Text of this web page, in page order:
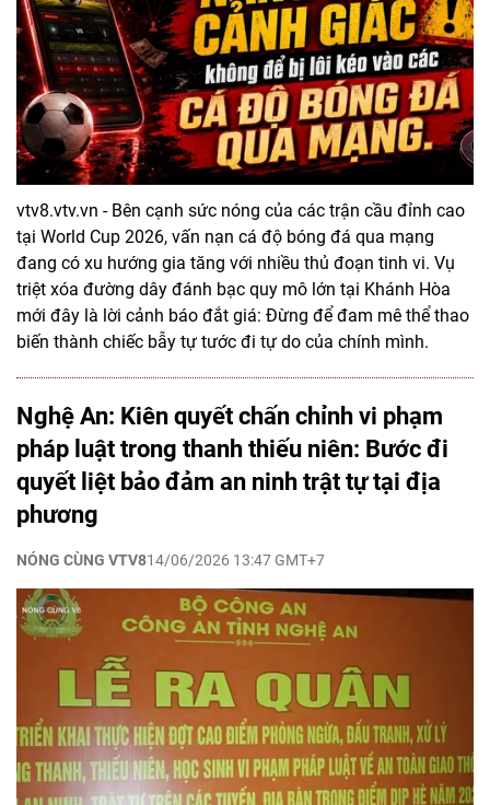
vtv8.vtv.vn - Bên cạnh sức nóng của các trận cầu đỉnh cao
tại World Cup 2026, vấn nạn cá độ bóng đá qua mạng
đang có xu hướng gia tăng với nhiều thủ đoạn tinh vi. Vụ
triệt xóa đường dây đánh bạc quy mô lớn tại Khánh Hòa
mới đây là lời cảnh báo đắt giá: Đừng để đam mê thể thao
biến thành chiếc bẫy tự tước đi tự do của chính mình.
Nghệ An: Kiên quyết chấn chỉnh vi phạm
pháp luật trong thanh thiếu niên: Bước đi
quyết liệt bảo đảm an ninh trật tự tại địa
phương
NÓNG CÙNG VTV814/06/2026 13:47 GMT+7